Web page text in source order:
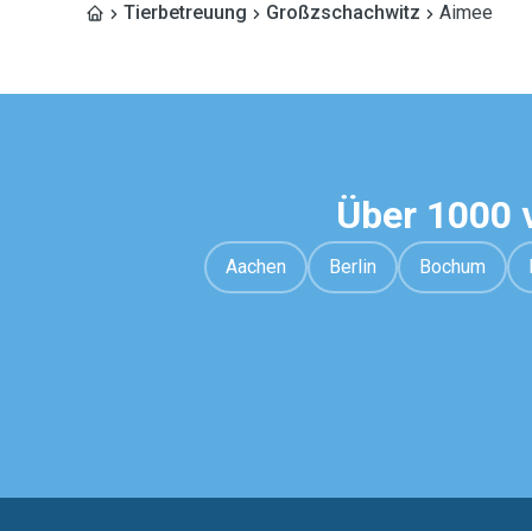
Tierbetreuung Großzschachwitz Aimee
Über 1000
Aachen Berlin Bochum